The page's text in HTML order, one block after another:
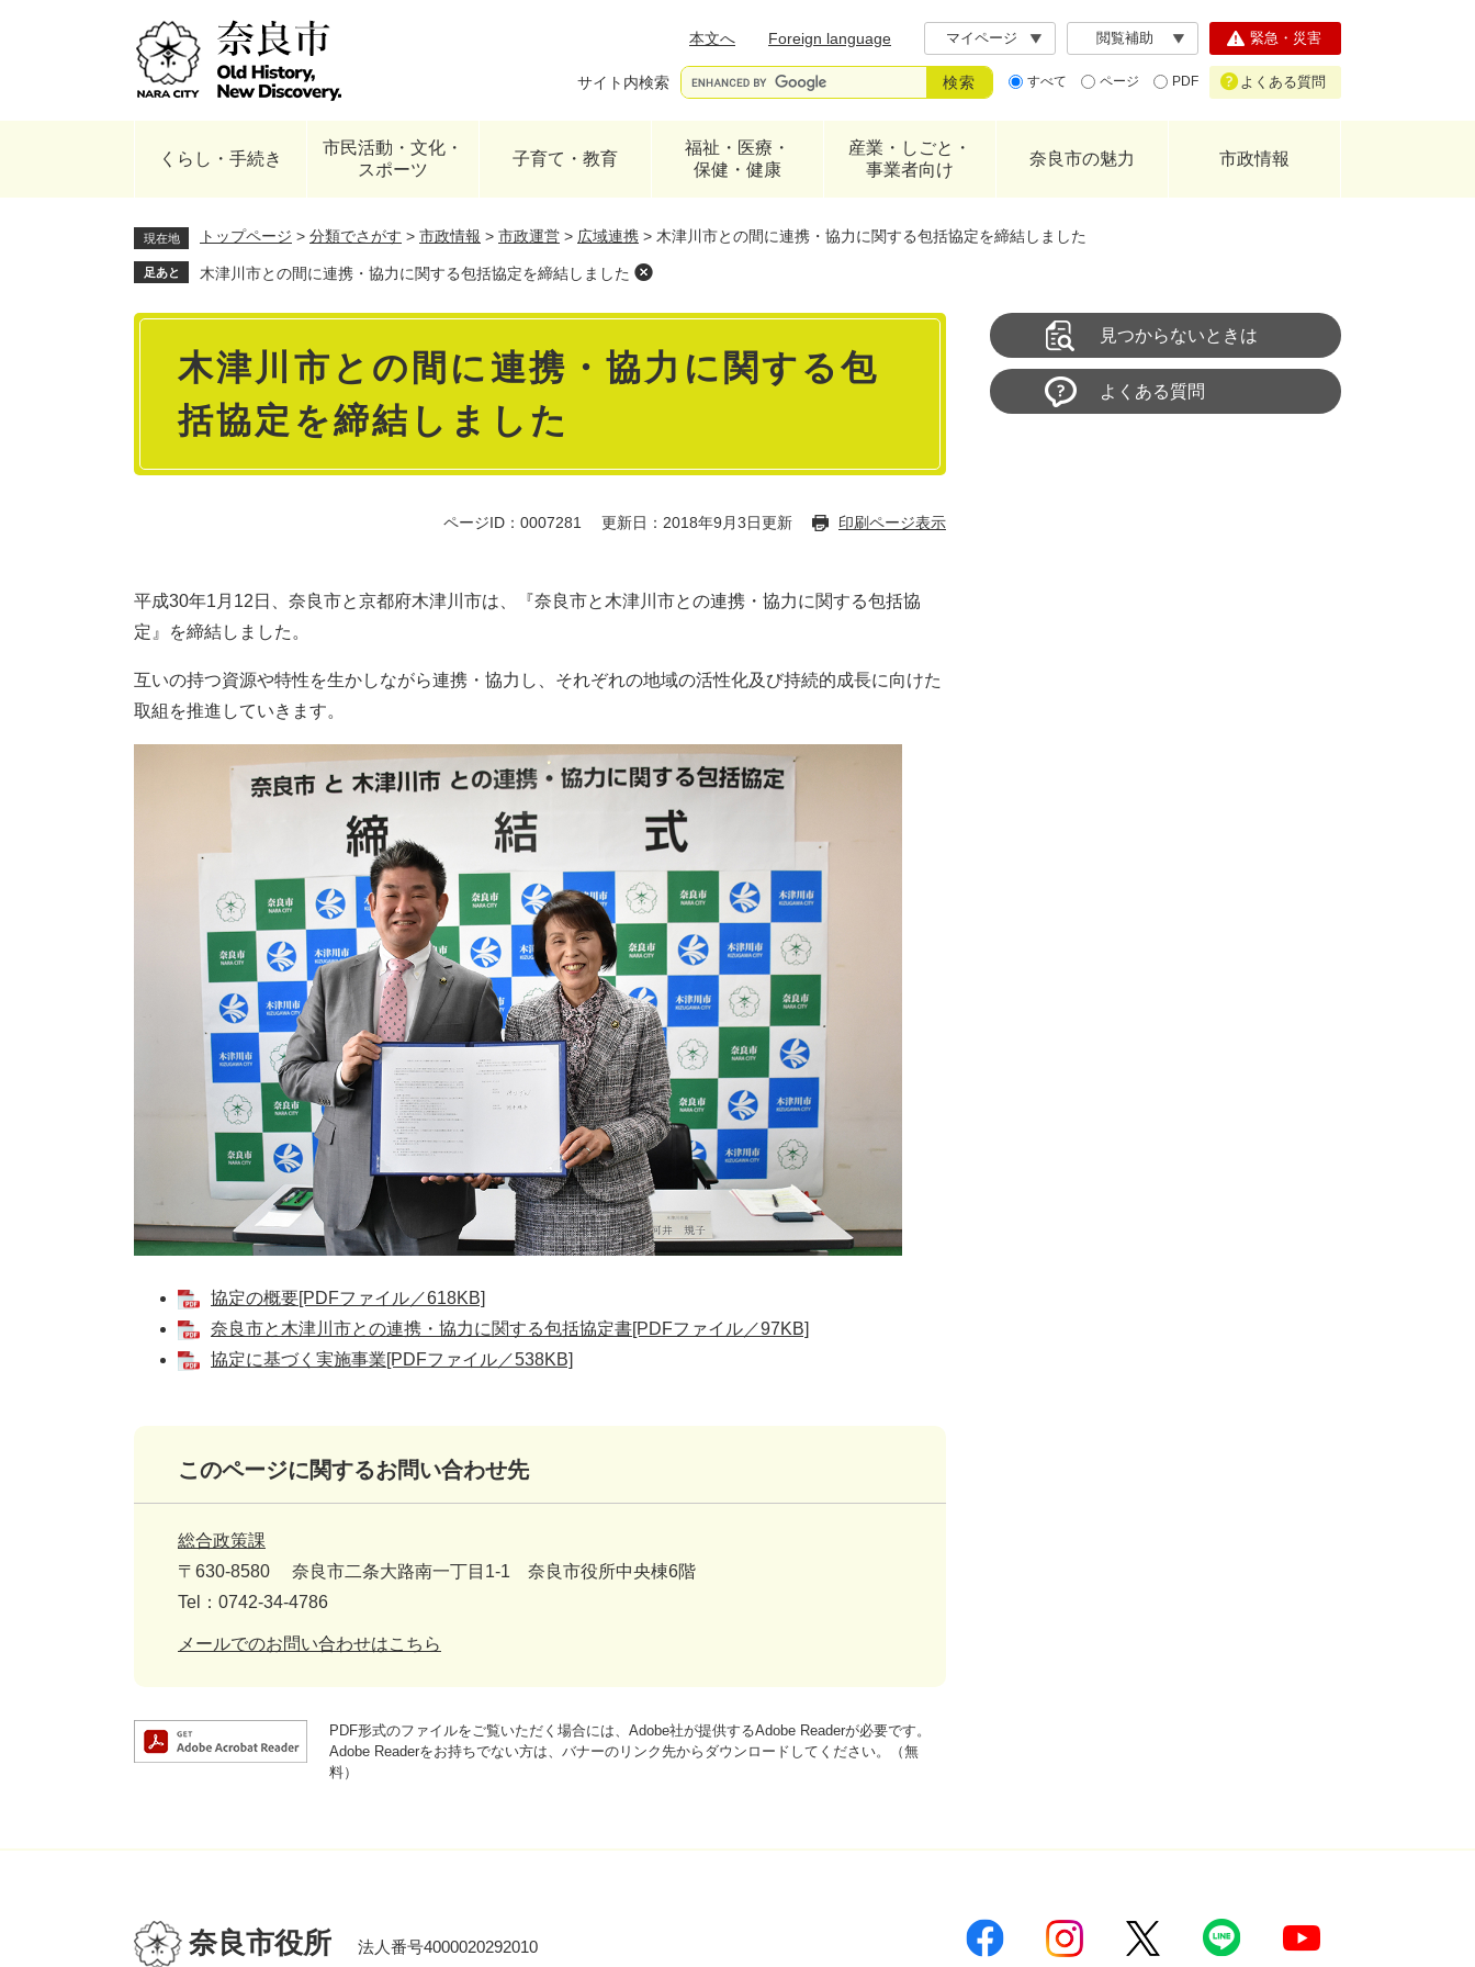
本文へ
Foreign language マイページ 閲覧補助
サイト内検索 すべて ページ PDF
緊急・災害
よくある質問
くらし・手続き
市民活動・文化・
スポーツ
子育て・教育
福祉・医療・
保健・健康
産業・しごと・
事業者向け
奈良市の魅力 市政情報
現在地 トップページ > 分類でさがす > 市政情報 > 市政運営 > 広域連携 > 木津川市との間に連携・協力に関する包括協定を締結しました
足あと 木津川市との間に連携・協力に関する包括協定を締結しました
本
木津川市との間に連携・協力に関する包
括協定を締結しました
ページID：0007281 更新日：2018年9月3日更新 印刷ページ表示
平成30年1月12日、奈良市と京都府木津川市は、『奈良市と木津川市との連携・協力に関する包括協
定』を締結しました。
互いの持つ資源や特性を生かしながら連携・協力し、それぞれの地域の活性化及び持続的成長に向けた
取組を推進していきます。
協定の概要[PDFファイル／618KB]
奈良市と木津川市との連携・協力に関する包括協定書[PDFファイル／97KB]
協定に基づく実施事業[PDFファイル／538KB]
このページに関するお問い合わせ先
総合政策課
〒630-8580
奈良市二条大路南一丁目1-1 奈良市役所中央棟6階
Tel：0742-34-4786
メールでのお問い合わせはこちら
PDF形式のファイルをご覧いただく場合には、Adobe社が提供するAdobe Readerが必要です。
Adobe Readerをお持ちでない方は、バナーのリンク先からダウンロードしてください。（無
料）
見つからないときは
よくある質問
奈良市役所 法人番号4000020292010